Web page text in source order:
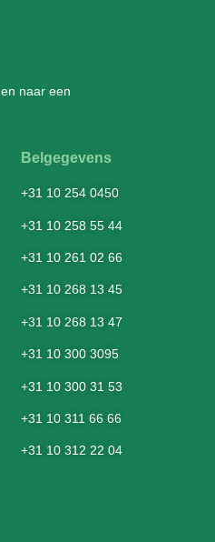
naar een
Belgegevens
+31 10 254 0450
+31 10 258 55 44
+31 10 261 02 66
+31 10 268 13 45
+31 10 268 13 47
+31 10 300 3095
+31 10 300 31 53
+31 10 311 66 66
+31 10 312 22 04